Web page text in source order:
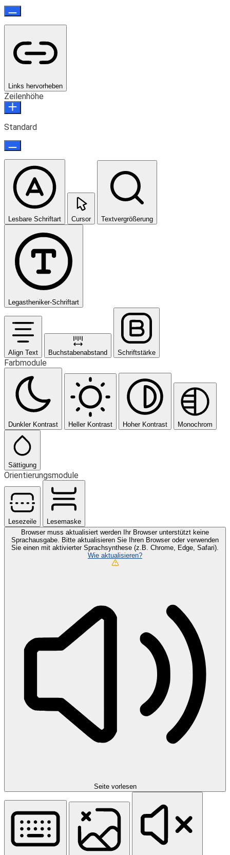
Links hervorheben
Zeilenhöhe
Standard
Lesbare Schriftart Cursor Textvergrößerung
Legastheniker-Schriftart
Align Text Buchstabenabstand Schriftstärke
Farbmodule
Dunkler Kontrast Heller Kontrast Hoher Kontrast Monochrom
Sättigung
Orientierungsmodule
Lesezeile
Lesemaske
Browser muss aktualisiert werden
Ihr Browser unterstützt keine
Sprachausgabe. Bitte aktualisieren Sie Ihren Browser oder verwenden
Sie einen mit aktivierter Sprachsynthese (z.B. Chrome, Edge, Safari).
Wie aktualisieren?
Seite vorlesen